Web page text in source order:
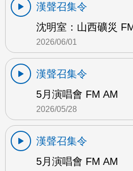
漢聲召集令
沈明室：山西礦災
2026/06/01
漢聲召集令
5月演唱會 FM AM
2026/05/28
漢聲召集令
5月演唱會 FM AM